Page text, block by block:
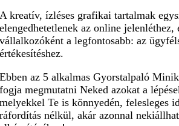
A kreatív, ízléses grafikai tartalmak
elengedhetetlenek az online jelenléthez,
vállalkozóként a legfontosabb: az
értékesítéshez.
Ebben az 5 alkalmas Gyorstalpaló
fogja megmutatni Neked azokat a
melyekkel Te is könnyedén, felesleges
ráfordítás nélkül, akár azonnal